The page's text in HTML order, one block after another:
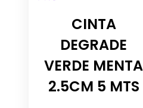
CINTA
DEGRADE
VERDE MENTA
2.5CM 5 MTS